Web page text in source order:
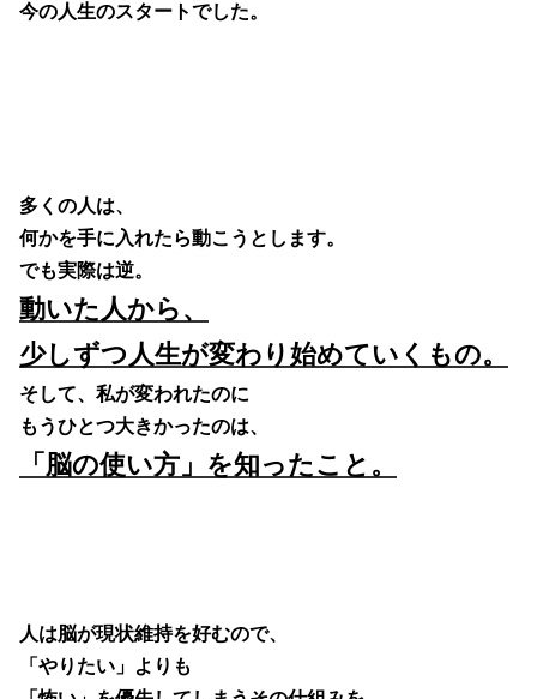
今の人生のスタートでした。
多くの人は、
何かを手に入れたら動こうとします。
でも実際は逆。
動いた人から、
少しずつ人生が変わり始めていくもの。
そして、私が変われたのに
もうひとつ大きかったのは、
「脳の使い方」を知ったこと。
人は脳が現状維持を好むので、
「やりたい」よりも